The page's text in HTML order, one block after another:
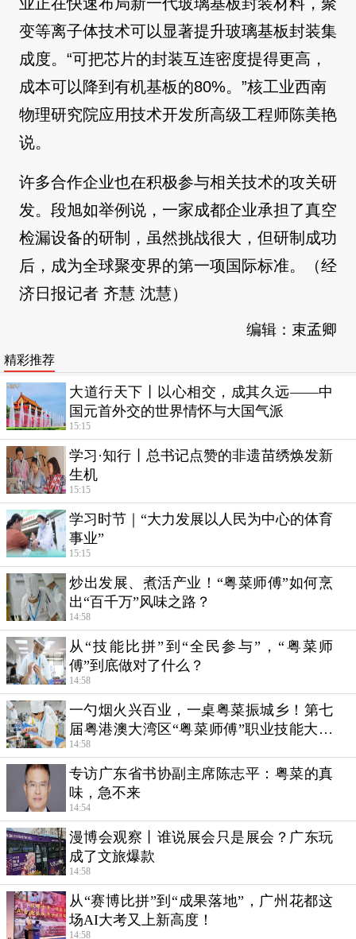
变等离子体技术可以显著提升玻璃基板封装集
成度。“可把芯片的封装互连密度提得更高，
成本可以降到有机基板的80%。”核工业西南
物理研究院应用技术开发所高级工程师陈美艳
说。
许多合作企业也在积极参与相关技术的攻关研
发。段旭如举例说，一家成都企业承担了真空
检漏设备的研制，虽然挑战很大，但研制成功
后，成为全球聚变界的第一项国际标准。（经
济日报记者 齐慧 沈慧）
编辑：束孟卿
精彩推荐